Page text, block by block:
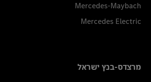
Mercedes-Maybach
Mercedes Electric
מרצדס-בנץ ישראל